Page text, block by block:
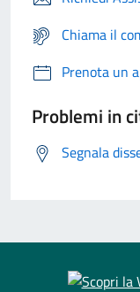
Chiama il
Prenota un
Problemi in
Segnala